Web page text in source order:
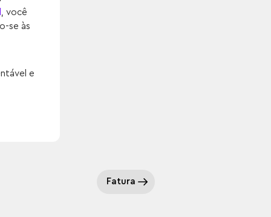
, você
se às
e
Fatura